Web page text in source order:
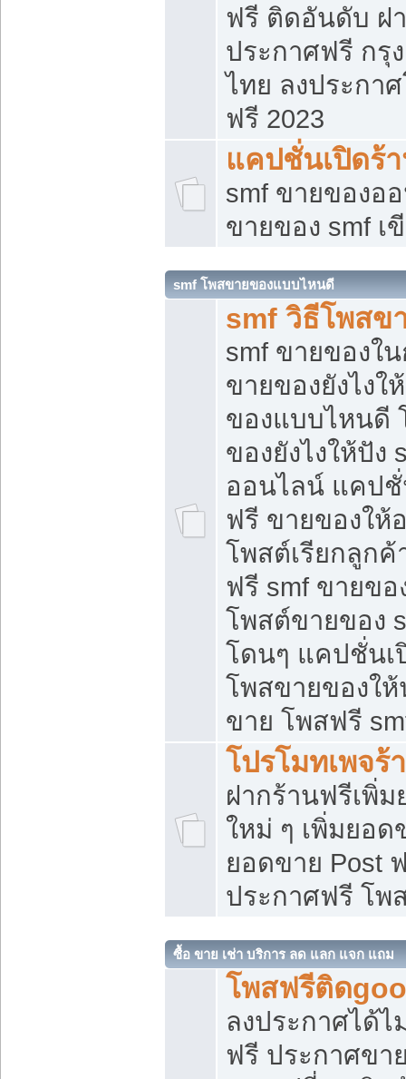
ฟรี ติดอันดับ ฝ
ประกาศฟรี กรุ
ไทย ลงประกา
ฟรี 2023
แคปชั่นเปิดร้
smf ขายของอ
ขายของ smf เ
smf โพสขายของแบบไหนดี
smf วิธีโพสข
smf ขายของใ
ขายของยังไง
ของแบบไหนดี
ของยังไงให้ปั
ออนไลน์ แคป
ฟรี ขายของให้
โพสต์เรียกลูกค้
ฟรี smf ขายขอ
โพสต์ขายของ
โดนๆ แคปชั่นเ
โพสขายของใ
ขาย โพสฟรี
โปรโมทเพจร้
ฝากร้านฟรีเพิ่
ใหม่ ๆ เพิ่มยอด
ยอดขาย Post
ประกาศฟรี โพ
ซื้อ ขาย เช่า บริการ ลด แลก แจก แถม
โพสฟรีติด
ลงประกาศได้
ฟรี ประกาศข